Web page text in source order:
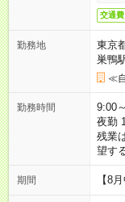
交通費
勤務地
東京
巣鴨
≪
勤務時間
9:00
夜勤
残業
望す
期間 【8